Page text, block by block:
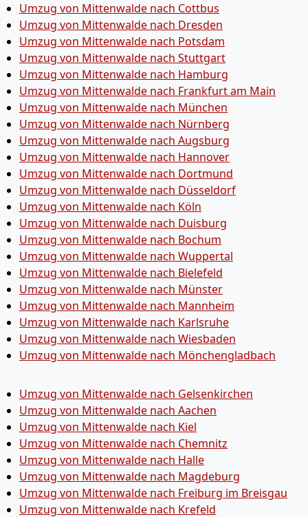
Umzug von Mittenwalde nach Cottbus
Umzug von Mittenwalde nach Dresden
Umzug von Mittenwalde nach Potsdam
Umzug von Mittenwalde nach Stuttgart
Umzug von Mittenwalde nach Hamburg
Umzug von Mittenwalde nach Frankfurt am Main
Umzug von Mittenwalde nach München
Umzug von Mittenwalde nach Nürnberg
Umzug von Mittenwalde nach Augsburg
Umzug von Mittenwalde nach Hannover
Umzug von Mittenwalde nach Dortmund
Umzug von Mittenwalde nach Düsseldorf
Umzug von Mittenwalde nach Köln
Umzug von Mittenwalde nach Duisburg
Umzug von Mittenwalde nach Bochum
Umzug von Mittenwalde nach Wuppertal
Umzug von Mittenwalde nach Bielefeld
Umzug von Mittenwalde nach Münster
Umzug von Mittenwalde nach Mannheim
Umzug von Mittenwalde nach Karlsruhe
Umzug von Mittenwalde nach Wiesbaden
Umzug von Mittenwalde nach Mönchen­gladbach
Umzug von Mittenwalde nach Gelsenkirchen
Umzug von Mittenwalde nach Aachen
Umzug von Mittenwalde nach Kiel
Umzug von Mittenwalde nach Chemnitz
Umzug von Mittenwalde nach Halle
Umzug von Mittenwalde nach Magdeburg
Umzug von Mittenwalde nach Freiburg im Breisgau
Umzug von Mittenwalde nach Krefeld